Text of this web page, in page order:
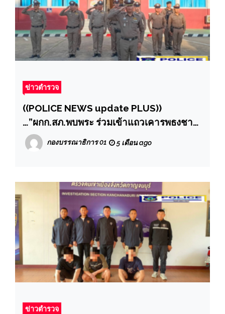
ข่าวตำรวจ
((POLICE NEWS update PLUS))
…”ผกก.สภ.พบพระ ร่วมเข้าแถวเคารพธงชาติ
พร้อมกล่าวคำปฏิญาณ-อุดมคติตำรวจ-ตรวจ
การแต่งเครื่องแบบ ทรงผม เข้มงวดกวดขัน
กองบรรณาธิการ 01 5 เดือน ago
ข่าวตำรวจ